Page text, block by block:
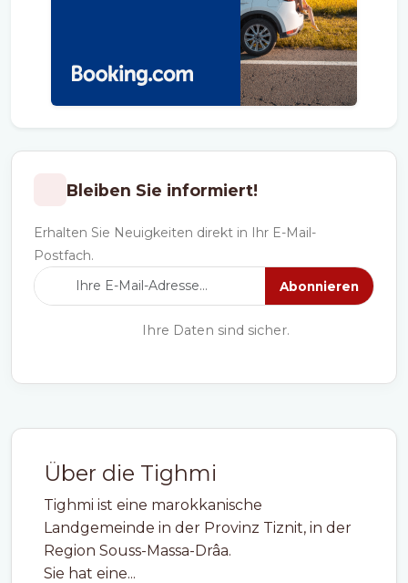
Über die Tighmi
Tighmi ist eine marokkanische
Landgemeinde in der Provinz Tiznit, in der
Region Souss-Massa-Drâa.
Sie hat eine...
Bleiben Sie informiert!
Erhalten Sie Neuigkeiten direkt in Ihr E-Mail-
Postfach.
Abonnieren
Ihre Daten sind sicher.